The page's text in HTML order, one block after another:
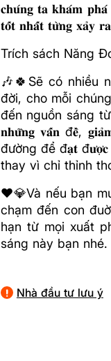
𝐜𝐡𝐮́𝐧𝐠 𝐭𝐚 𝐤𝐡𝐚́𝐦 𝐩𝐡𝐚́
𝐭𝐨̂́𝐭 𝐧𝐡𝐚̂́𝐭 𝐭𝐮̛̀𝐧𝐠 𝐱𝐚̉𝐲
Trích sách Năng
🎶🍀Sẽ có nhiều
đời, cho mỗi
đến nguồn sáng từ
𝐧𝐡𝐮̛̃𝐧𝐠 𝐯𝐚̂́𝐧 đ𝐞̂̀,
đường để đ𝐚̣𝐭 đ𝐮̛𝐨̛̣𝐜
thay vì chỉ thỉnh
❤️💎Và nếu bạn
chạm đến con
hạn từ mọi xuất
sáng này bạn nhé.
Nhà đầu tư lưu ý